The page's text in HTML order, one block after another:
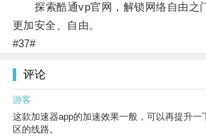
探索酷通vp官网，解锁网络自由之
更加安全、自由。
#37#
评论
游客
这款加速器app的加速效果一般，可以再提升一
区的线路。